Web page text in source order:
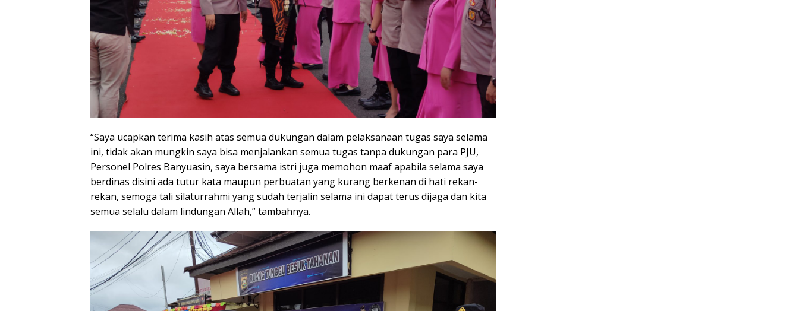
“Saya ucapkan terima kasih atas semua dukungan dalam pelaksanaan tugas saya selama
ini, tidak akan mungkin saya bisa menjalankan semua tugas tanpa dukungan para PJU,
Personel Polres Banyuasin, saya bersama istri juga memohon maaf apabila selama saya
berdinas disini ada tutur kata maupun perbuatan yang kurang berkenan di hati rekan-
rekan, semoga tali silaturrahmi yang sudah terjalin selama ini dapat terus dijaga dan kita
semua selalu dalam lindungan Allah,” tambahnya.